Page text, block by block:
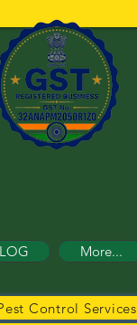
More...
Control Services